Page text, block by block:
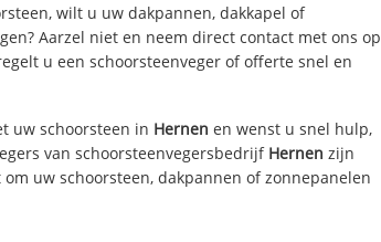
wilt u uw dakpannen, dakkapel of
Aarzel niet en neem direct contact met ons op
u een schoorsteenveger of offerte snel en
uw schoorsteen in Hernen en wenst u snel hulp,
van schoorsteenvegersbedrijf Hernen zijn
uw schoorsteen, dakpannen of zonnepanelen